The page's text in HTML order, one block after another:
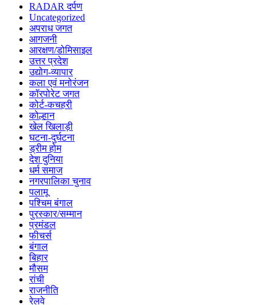
RADAR दर्पण
Uncategorized
अपराध जगत
आगजनी
आरक्षण/डोमिसाइल
उत्तर प्रदेश
उद्योग-व्यापार
कला एवं मनोरंजन
कॉरपोरेट जगत
कोर्ट-कचहरी
कोल्हान
खेल खिलाड़ी
घटना-दुर्घटना
ड्रीम होम
देश दुनिया
धर्म समाज
नगरपालिका चुनाव
पलामू
पश्चिम बंगाल
पुरस्कार/सम्मान
प्रमंडल
फीचर्स
बंगाल
बिहार
मौसम
रांची
राजनीति
रेलवे